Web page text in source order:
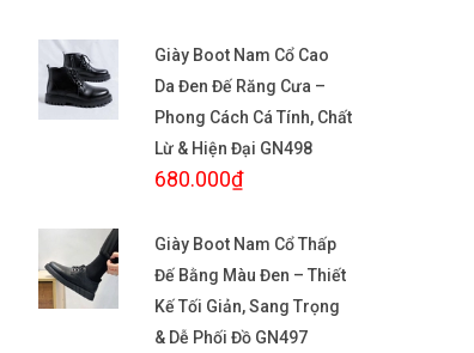
Giày Boot Nam Cổ Cao
Da Đen Đế Răng Cưa –
Phong Cách Cá Tính, Chất
Lừ & Hiện Đại GN498
680.000₫
Giày Boot Nam Cổ Thấp
Đế Bằng Màu Đen – Thiết
Kế Tối Giản, Sang Trọng
& Dễ Phối Đồ GN497